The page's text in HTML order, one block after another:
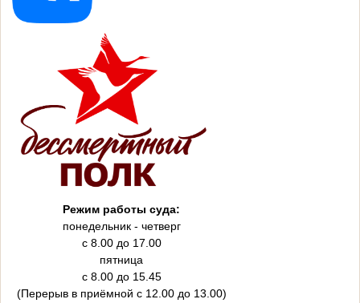
Режим работы суда:
понедельник - четверг
с 8.00 до 17.00
пятница
с 8.00 до 15.45
(Перерыв в приёмной с 12.00 до 13.00)